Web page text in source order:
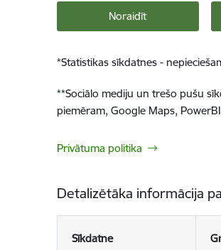
Noraidīt
*Statistikas sīkdatnes -
**Sociālo mediju un trešo pušu
piemēram, Google Maps,
Privātuma politika
Detalizētāka informācija
Sīkdatne